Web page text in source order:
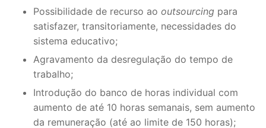
Possibilidade de recurso ao outsourcing para
satisfazer, transitoriamente, necessidades do
sistema educativo;
Agravamento da desregulação do tempo de
trabalho;
Introdução do banco de horas individual com
aumento de até 10 horas semanais, sem aumento
da remuneração (até ao limite de 150 horas);